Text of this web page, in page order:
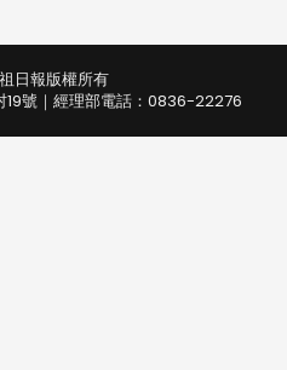
日報版權所有
號｜經理部電話：0836-22276